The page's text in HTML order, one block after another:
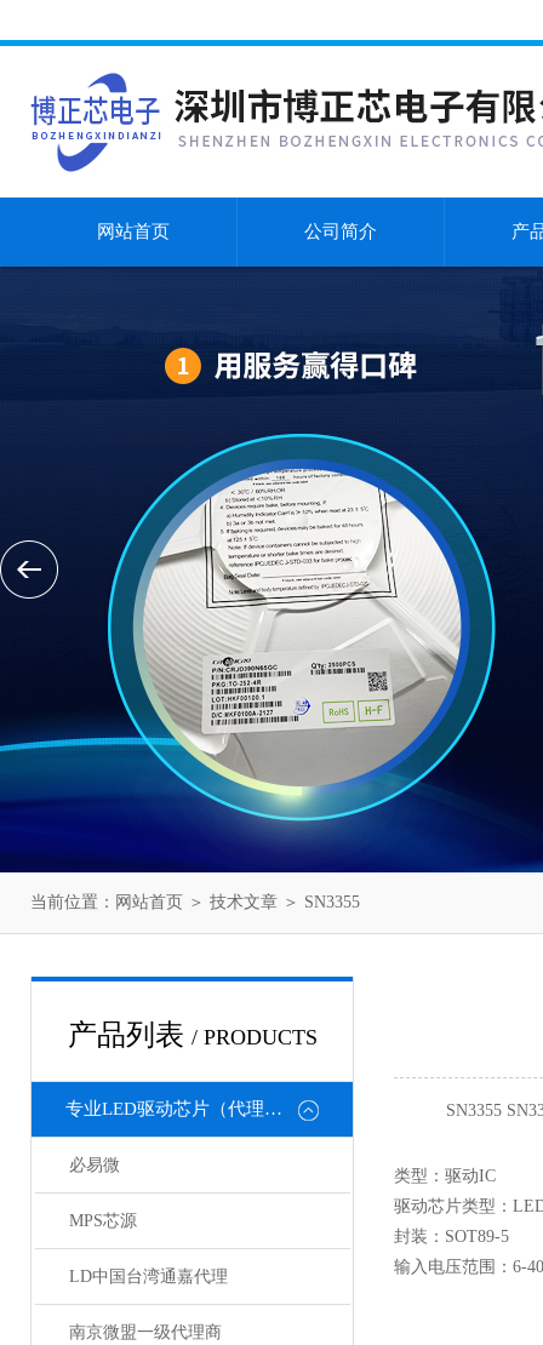
网站首页 公司简介 产
当前位置： 网站首页 ＞ 技术文章 ＞ SN3355
产品列表 / PRODUCTS
专业LED驱动芯片（代理或直销）
必易微
MPS芯源
LD中国台湾通嘉代理
南京微盟一级代理商
SN3355
类型：驱动IC
驱动芯片类型：
封装：SOT89-5
输入电压范围：6-